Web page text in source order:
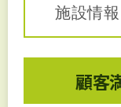
施設情
顧客